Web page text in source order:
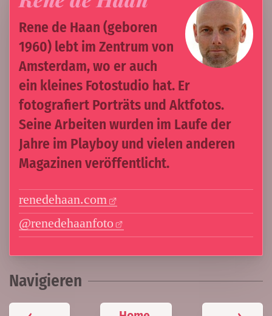
Rene de Haan (geboren
1960) lebt im Zentrum von
Amsterdam, wo er auch
ein kleines Fotostudio hat. Er
fotografiert Porträts und Aktfotos.
Seine Arbeiten wurden im Laufe der
Jahre im Playboy und vielen anderen
Magazinen veröffentlicht.
renedehaan.com
@renedehaanfoto
Navigieren